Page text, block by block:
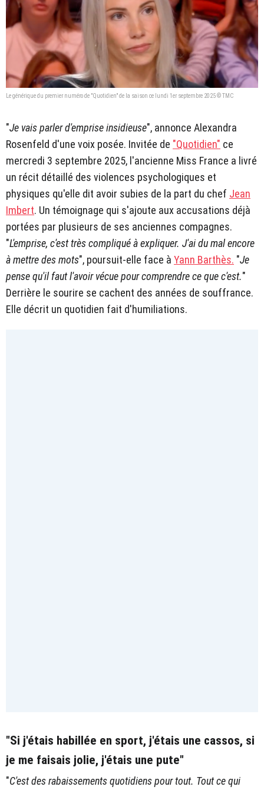
Le générique du premier numéro de "Quotidien" de la saison ce lundi 1er septembre 2025 © TMC
"Je vais parler d'emprise insidieuse", annonce Alexandra
Rosenfeld d'une voix posée. Invitée de "Quotidien" ce
mercredi 3 septembre 2025, l'ancienne Miss France a livré
un récit détaillé des violences psychologiques et
physiques qu'elle dit avoir subies de la part du chef Jean
Imbert. Un témoignage qui s'ajoute aux accusations déjà
portées par plusieurs de ses anciennes compagnes.
"L'emprise, c'est très compliqué à expliquer. J'ai du mal encore
à mettre des mots", poursuit-elle face à Yann Barthès. "Je
pense qu'il faut l'avoir vécue pour comprendre ce que c'est."
Derrière le sourire se cachent des années de souffrance.
Elle décrit un quotidien fait d'humiliations.
"Si j'étais habillée en sport, j'étais une cassos, si
je me faisais jolie, j'étais une pute"
"C'est des rabaissements quotidiens pour tout. Tout ce qui